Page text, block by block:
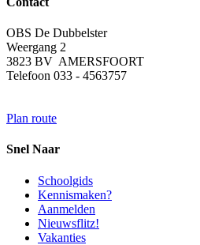
OBS De Dubbelster
Weergang 2
3823 BV AMERSFOORT
Telefoon 033 - 4563757
Plan route
Snel Naar
Schoolgids
Kennismaken?
Aanmelden
Nieuwsflitz!
Vakanties